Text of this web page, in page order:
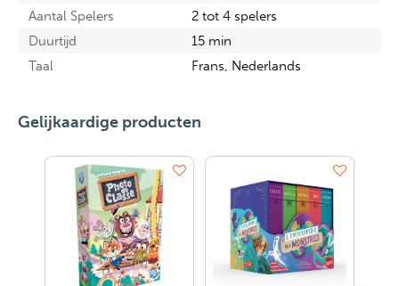
Aantal Spelers
2 tot 4 spelers
Duurtijd
15 min
Taal
Frans, Nederlands
Gelijkaardige producten